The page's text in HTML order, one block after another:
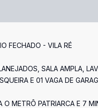
FECHADO - VILA RÉ
SALA AMPLA,
E 01 VAGA DE
O METRÔ PATRIARCA E 7